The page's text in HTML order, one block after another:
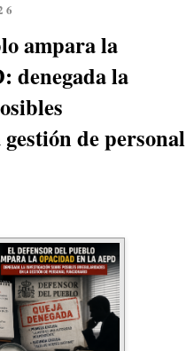
ampara la
denegada la
de personal